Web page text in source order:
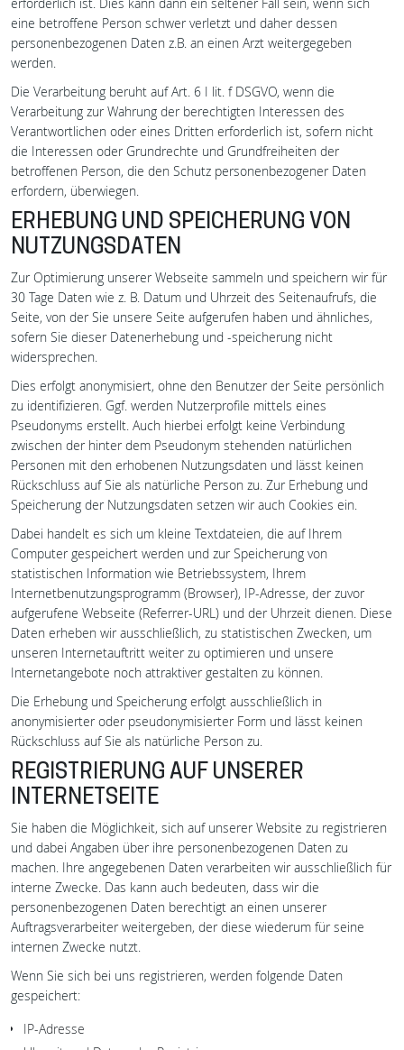
erforderlich ist. Dies kann dann ein seltener Fall sein, wenn sich
eine betroffene Person schwer verletzt und daher dessen
personenbezogenen Daten z.B. an einen Arzt weitergegeben
werden.
Die Verarbeitung beruht auf Art. 6 I lit. f DSGVO, wenn die
Verarbeitung zur Wahrung der berechtigten Interessen des
Verantwortlichen oder eines Dritten erforderlich ist, sofern nicht
die Interessen oder Grundrechte und Grundfreiheiten der
betroffenen Person, die den Schutz personenbezogener Daten
erfordern, überwiegen.
ERHEBUNG UND SPEICHERUNG VON
NUTZUNGSDATEN
Zur Optimierung unserer Webseite sammeln und speichern wir für
30 Tage Daten wie z. B. Datum und Uhrzeit des Seitenaufrufs, die
Seite, von der Sie unsere Seite aufgerufen haben und ähnliches,
sofern Sie dieser Datenerhebung und -speicherung nicht
widersprechen.
Dies erfolgt anonymisiert, ohne den Benutzer der Seite persönlich
zu identifizieren. Ggf. werden Nutzerprofile mittels eines
Pseudonyms erstellt. Auch hierbei erfolgt keine Verbindung
zwischen der hinter dem Pseudonym stehenden natürlichen
Personen mit den erhobenen Nutzungsdaten und lässt keinen
Rückschluss auf Sie als natürliche Person zu. Zur Erhebung und
Speicherung der Nutzungsdaten setzen wir auch Cookies ein.
Dabei handelt es sich um kleine Textdateien, die auf Ihrem
Computer gespeichert werden und zur Speicherung von
statistischen Information wie Betriebssystem, Ihrem
Internetbenutzungsprogramm (Browser), IP-Adresse, der zuvor
aufgerufene Webseite (Referrer-URL) und der Uhrzeit dienen. Diese
Daten erheben wir ausschließlich, zu statistischen Zwecken, um
unseren Internetauftritt weiter zu optimieren und unsere
Internetangebote noch attraktiver gestalten zu können.
Die Erhebung und Speicherung erfolgt ausschließlich in
anonymisierter oder pseudonymisierter Form und lässt keinen
Rückschluss auf Sie als natürliche Person zu.
REGISTRIERUNG AUF UNSERER
INTERNETSEITE
Sie haben die Möglichkeit, sich auf unserer Website zu registrieren
und dabei Angaben über ihre personenbezogenen Daten zu
machen. Ihre angegebenen Daten verarbeiten wir ausschließlich für
interne Zwecke. Das kann auch bedeuten, dass wir die
personenbezogenen Daten berechtigt an einen unserer
Auftragsverarbeiter weitergeben, der diese wiederum für seine
internen Zwecke nutzt.
Wenn Sie sich bei uns registrieren, werden folgende Daten
gespeichert:
IP-Adresse